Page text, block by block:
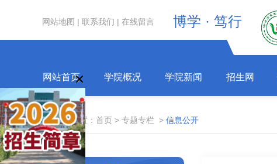
网站地图 | 联系我们 | 在线留言 博学 · 笃行
网站首页 学院概况 学院新闻 招生网
当前位置： 首页 > 专题专栏 > 信息公开